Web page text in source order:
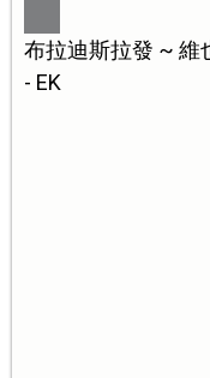
布拉迪斯拉發 ~ 維
- EK